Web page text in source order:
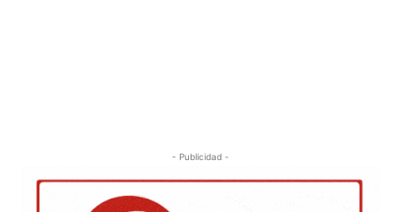
- Publicidad -